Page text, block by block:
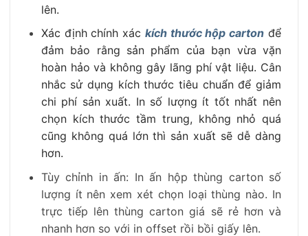
lên.
Xác định chính xác kích thước hộp carton để
đảm bảo rằng sản phẩm của bạn vừa vặn
hoàn hảo và không gây lãng phí vật liệu. Cân
nhắc sử dụng kích thước tiêu chuẩn để giảm
chi phí sản xuất. In số lượng ít tốt nhất nên
chọn kích thước tầm trung, không nhỏ quá
cũng không quá lớn thì sản xuất sẽ dễ dàng
hơn.
Tùy chỉnh in ấn: In ấn hộp thùng carton số
lượng ít nên xem xét chọn loại thùng nào. In
trực tiếp lên thùng carton giá sẽ rẻ hơn và
nhanh hơn so với in offset rồi bồi giấy lên.